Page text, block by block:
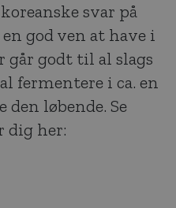
svar på
god ven at have i
går godt til al slags
fermentere i ca. en
den løbende. Se
dig her: